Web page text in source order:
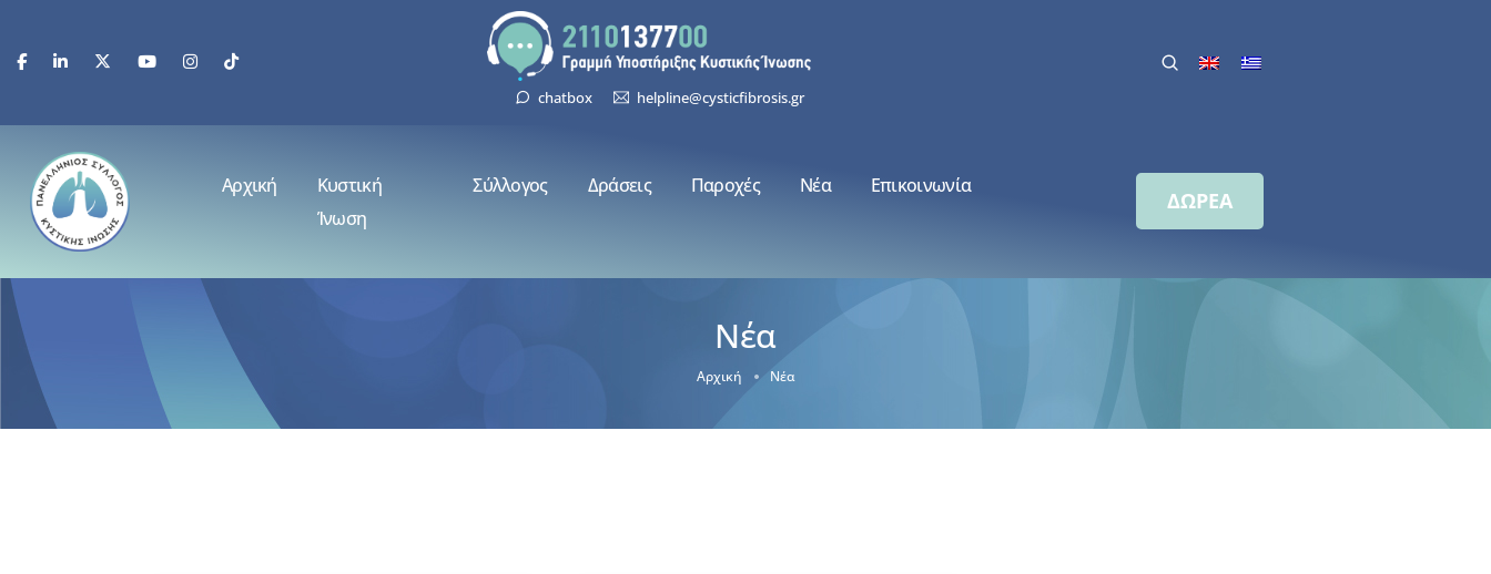
chatbox helpline@cysticfibrosis.gr
Αρχική
Κυστική
Ίνωση
Σύλλογος Δράσεις Παροχές Νέα Επικοινωνία
ΔΩΡΕΑ
Νέα
Αρχική Νέα